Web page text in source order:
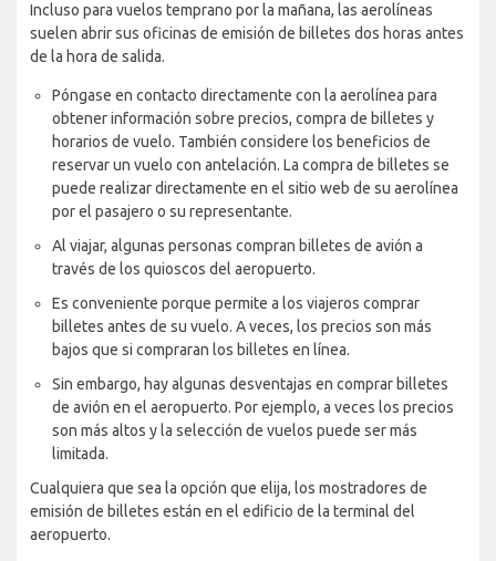
Incluso para vuelos temprano por la mañana, las aerolíneas
suelen abrir sus oficinas de emisión de billetes dos horas antes
de la hora de salida.
Póngase en contacto directamente con la aerolínea para
obtener información sobre precios, compra de billetes y
horarios de vuelo. También considere los beneficios de
reservar un vuelo con antelación. La compra de billetes se
puede realizar directamente en el sitio web de su aerolínea
por el pasajero o su representante.
Al viajar, algunas personas compran billetes de avión a
través de los quioscos del aeropuerto.
Es conveniente porque permite a los viajeros comprar
billetes antes de su vuelo. A veces, los precios son más
bajos que si compraran los billetes en línea.
Sin embargo, hay algunas desventajas en comprar billetes
de avión en el aeropuerto. Por ejemplo, a veces los precios
son más altos y la selección de vuelos puede ser más
limitada.
Cualquiera que sea la opción que elija, los mostradores de
emisión de billetes están en el edificio de la terminal del
aeropuerto.